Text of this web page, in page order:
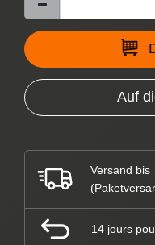
Auf
Versand bis
14 jours